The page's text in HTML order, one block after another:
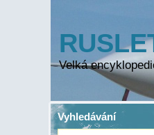
Velká
Vyhledávání